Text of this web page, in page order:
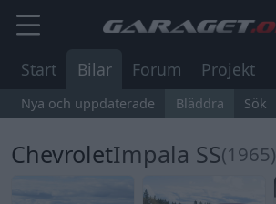
Start Bilar Forum Projekt
Nya och uppdaterade Bläddra Sök
ChevroletImpala SS(1965)